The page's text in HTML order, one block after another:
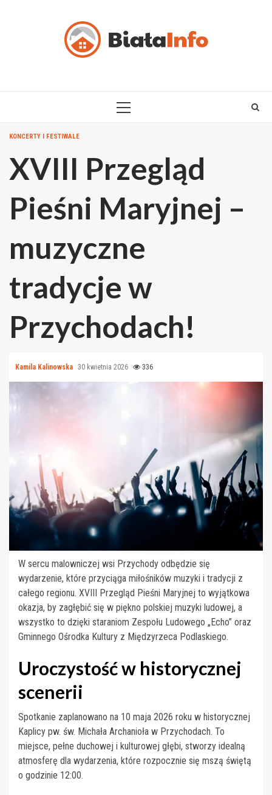
PRIMARY
KONCERTY I FESTIWALE
XVIII Przegląd
Pieśni Maryjnej –
muzyczne
tradycje w
Przychodach!
Kamila Kalinowska 30 kwietnia 2026 336
W sercu malowniczej wsi Przychody odbędzie się
wydarzenie, które przyciąga miłośników muzyki i tradycji z
całego regionu. XVIII Przegląd Pieśni Maryjnej to wyjątkowa
okazja, by zagłębić się w piękno polskiej muzyki ludowej, a
wszystko to dzięki staraniom Zespołu Ludowego „Echo” oraz
Gminnego Ośrodka Kultury z Międzyrzeca Podlaskiego.
Uroczystość w historycznej
scenerii
Spotkanie zaplanowano na 10 maja 2026 roku w historycznej
Kaplicy pw. św. Michała Archanioła w Przychodach. To
miejsce, pełne duchowej i kulturowej głębi, stworzy idealną
atmosferę dla wydarzenia, które rozpocznie się mszą świętą
o godzinie 12:00.